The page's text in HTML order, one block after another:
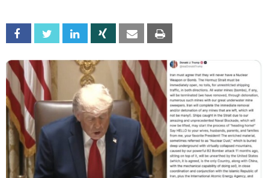
Facebook Twitter Linkedin Xing Email